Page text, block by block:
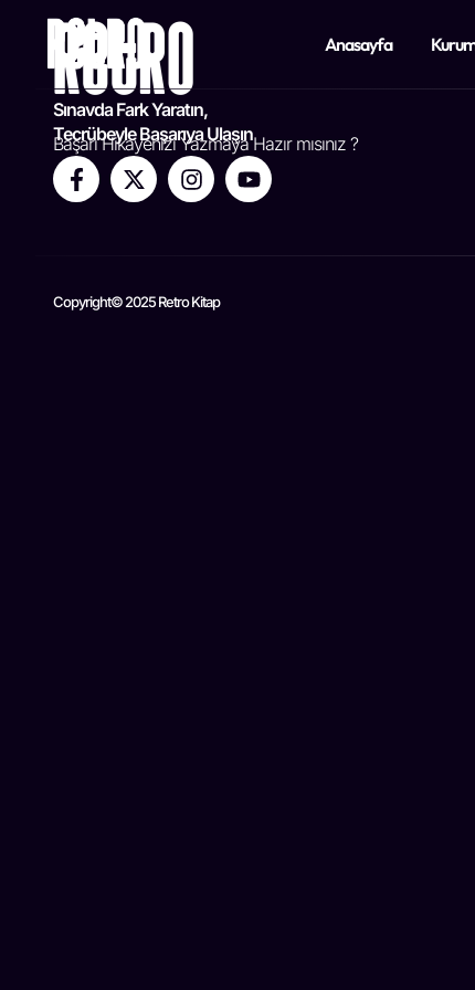
Anasayfa
Sınavda Fark Yaratın,
Tecrübeyle Başarıya Ulaşın
Başarı Hikayenizi Yazmaya Hazır mısınız ?
Copyright© 2025 Retro Kitap